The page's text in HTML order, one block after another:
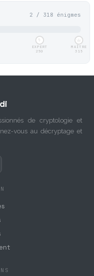
2 / 318 énigmes
EXPERT
250
MAÎTRE
315
de cryptologie et
vous au décryptage et